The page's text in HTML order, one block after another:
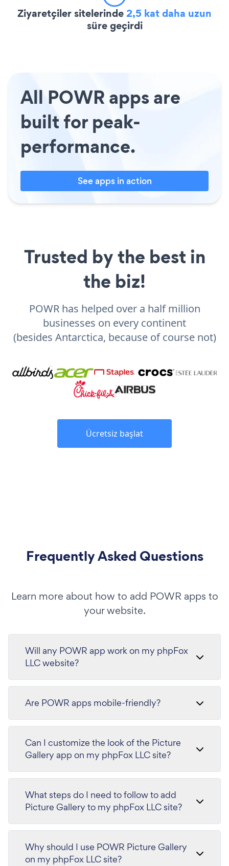
Ziyaretçiler sitelerinde2,5 kat daha uzun
süre geçirdi
All POWR apps are
built for peak-
performance.
See apps in action
Trusted by the best in
the biz!
POWR has helped over a half million
businesses on every continent
(besides Antarctica, because of course not)
Ücretsiz başlat
Frequently Asked Questions
Learn more about how to add POWR apps to
your website.
Will any POWR app work on my phpFox
LLC website?
Are POWR apps mobile-friendly?
Can I customize the look of the Picture
Gallery app on my phpFox LLC site?
What steps do I need to follow to add
Picture Gallery to my phpFox LLC site?
Why should I use POWR Picture Gallery
on my phpFox LLC site?